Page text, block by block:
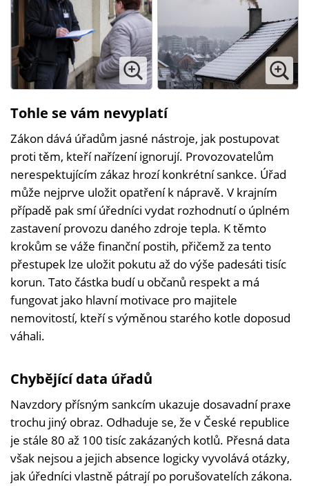
Tohle se vám nevyplatí
Zákon dává úřadům jasné nástroje, jak postupovat
proti těm, kteří nařízení ignorují. Provozovatelům
nerespektujícím zákaz hrozí konkrétní sankce. Úřad
může nejprve uložit opatření k nápravě. V krajním
případě pak smí úředníci vydat rozhodnutí o úplném
zastavení provozu daného zdroje tepla. K těmto
krokům se váže finanční postih, přičemž za tento
přestupek lze uložit pokutu až do výše padesáti tisíc
korun. Tato částka budí u občanů respekt a má
fungovat jako hlavní motivace pro majitele
nemovitostí, kteří s výměnou starého kotle doposud
váhali.
Chybějící data úřadů
Navzdory přísným sankcím ukazuje dosavadní praxe
trochu jiný obraz. Odhaduje se, že v České republice
je stále 80 až 100 tisíc zakázaných kotlů. Přesná data
však nejsou a jejich absence logicky vyvolává otázky,
jak úředníci vlastně pátrají po porušovatelích zákona.